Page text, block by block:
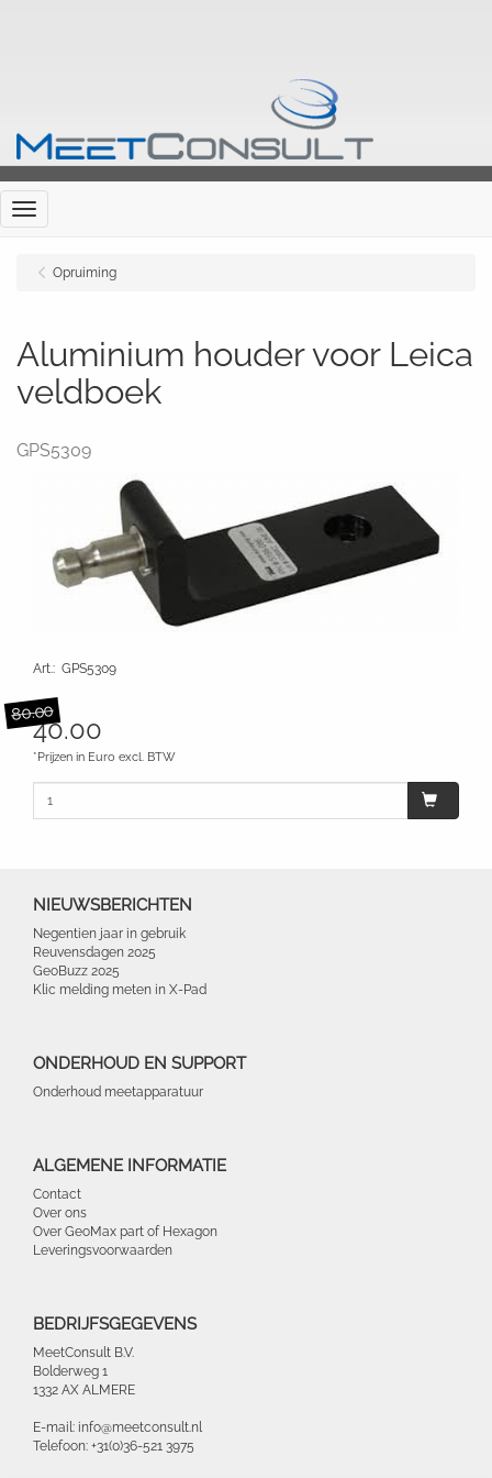
Menu
Opruiming
Aluminium houder voor Leica
veldboek
GPS5309
Art.: GPS5309
80.00
40.00
*Prijzen in Euro excl. BTW
NIEUWSBERICHTEN
Negentien jaar in gebruik
Reuvensdagen 2025
GeoBuzz 2025
Klic melding meten in X-Pad
ONDERHOUD EN SUPPORT
Onderhoud meetapparatuur
ALGEMENE INFORMATIE
Contact
Over ons
Over GeoMax part of Hexagon
Leveringsvoorwaarden
BEDRIJFSGEGEVENS
MeetConsult B.V.
Bolderweg 1
1332 AX ALMERE
E-mail: info@meetconsult.nl
Telefoon: +31(0)36-521 3975